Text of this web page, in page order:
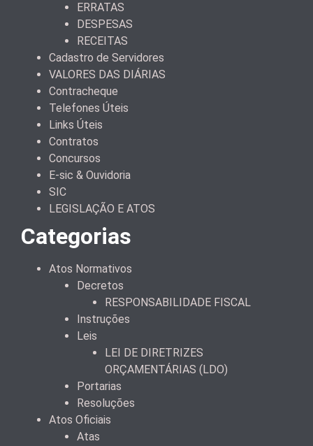
ERRATAS
DESPESAS
RECEITAS
Cadastro de Servidores
VALORES DAS DIÁRIAS
Contracheque
Telefones Úteis
Links Úteis
Contratos
Concursos
E-sic & Ouvidoria
SIC
LEGISLAÇÃO E ATOS
Categorias
Atos Normativos
Decretos
RESPONSABILIDADE FISCAL
Instruções
Leis
LEI DE DIRETRIZES
ORÇAMENTÁRIAS (LDO)
Portarias
Resoluções
Atos Oficiais
Atas